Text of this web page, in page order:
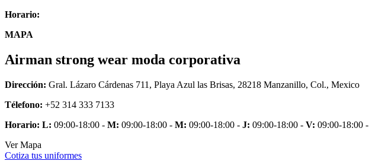
Horario:
MAPA
Airman strong wear moda corporativa
Dirección: Gral. Lázaro Cárdenas 711, Playa Azul las Brisas, 28218 Manzanillo, Col., Mexico
Télefono: +52 314 333 7133
Horario: L: 09:00-18:00 - M: 09:00-18:00 - M: 09:00-18:00 - J: 09:00-18:00 - V: 09:00-18:00 -
Ver Mapa
Cotiza tus uniformes